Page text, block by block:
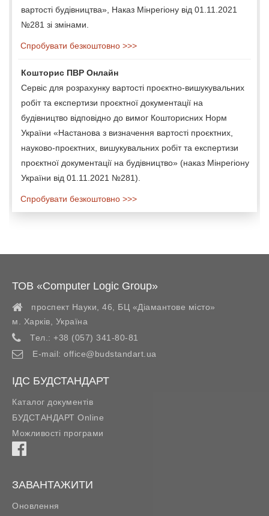
вартості будівництва», Наказ Мінрегіону від 01.11.2021
№281 зі змінами.
Спробувати безкоштовно >>>
Кошторис ПВР Онлайн
Сервіс для розрахунку вартості проєктно-вишукувальних
робіт та експертизи проєктної документації на
будівництво відповідно до вимог Кошторисних Норм
України «Настанова з визначення вартості проєктних,
науково-проєктних, вишукувальних робіт та експертизи
проєктної документації на будівництво» (наказ Мінрегіону
України від 01.11.2021 №281).
Спробувати безкоштовно >>>
ТОВ «Computer Logic Group»
проспект Науки, 46, БЦ «Діамантове місто»
м. Харків
Україна
Тел.: +38 (057) 341-80-81
E-mail: office@budstandart.ua
ІДС БУДСТАНДАРТ
Каталог документів
БУДСТАНДАРТ Online
Можливості програми
ЗАВАНТАЖИТИ
Оновлення